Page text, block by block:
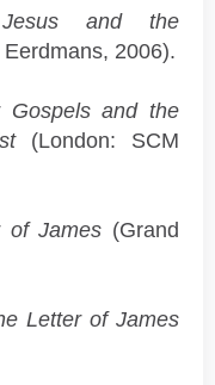
Jesus and the
2006).
Gospels and the
(London: SCM
of James (Grand
Letter of James